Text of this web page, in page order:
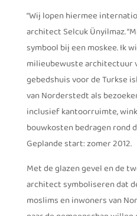
“Wij lopen hiermee
architect Selcuk Ünyilmaz.
symbool bij een moskee. Ik
milieubewuste architectuur
gebedshuis voor de Turkse
van Norderstedt als
inclusief kantoorruimte,
bouwkosten bedragen rond
Geplande start: zomer 2012.
Met de glazen gevel en de
architect symboliseren dat
moslims en inwoners van